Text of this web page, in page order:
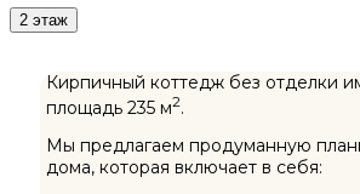
2 этаж
Кирпичный коттедж без отделки
площадь 235 м2.
Мы предлагаем продуманную
дома, которая включает в себя: